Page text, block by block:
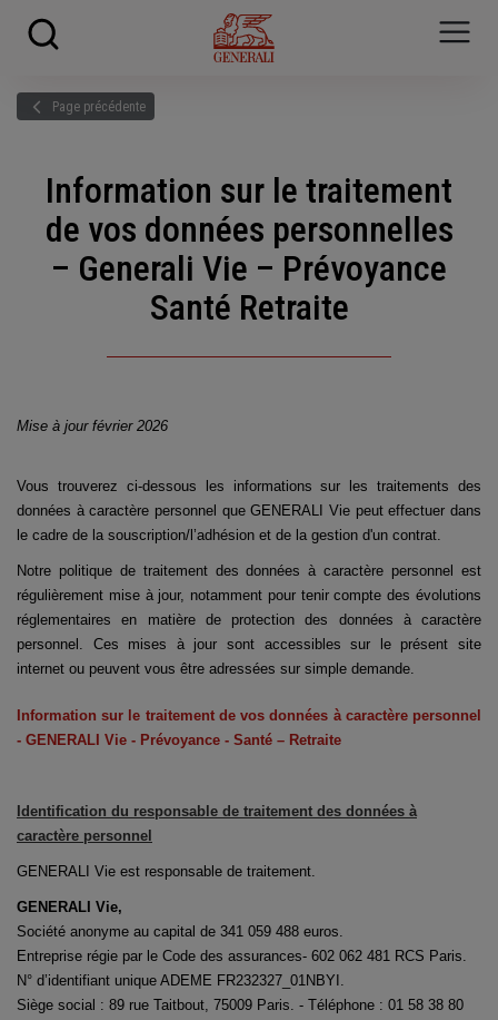
Page précédente
Information sur le traitement
de vos données personnelles
– Generali Vie – Prévoyance
Santé Retraite
Mise à jour février 2026
Vous trouverez ci-dessous les informations sur les traitements des
données à caractère personnel que GENERALI Vie peut effectuer dans
le cadre de la souscription/l’adhésion et de la gestion d'un contrat.
Notre politique de traitement des données à caractère personnel est
régulièrement mise à jour, notamment pour tenir compte des évolutions
réglementaires en matière de protection des données à caractère
personnel. Ces mises à jour sont accessibles sur le présent site
internet ou peuvent vous être adressées sur simple demande.
Information sur le traitement de vos données à caractère personnel
- GENERALI Vie - Prévoyance - Santé – Retraite
Identification du responsable de traitement des données à
caractère personnel
GENERALI Vie est responsable de traitement.
GENERALI Vie,
Société anonyme au capital de 341 059 488 euros.
Entreprise régie par le Code des assurances- 602 062 481 RCS Paris.
N° d’identifiant unique ADEME FR232327_01NBYI.
Siège social : 89 rue Taitbout, 75009 Paris. - Téléphone : 01 58 38 80